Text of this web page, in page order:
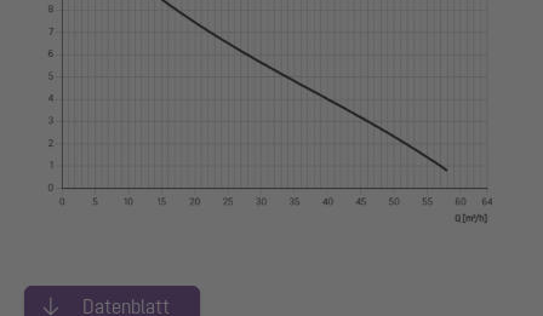
Datenblatt